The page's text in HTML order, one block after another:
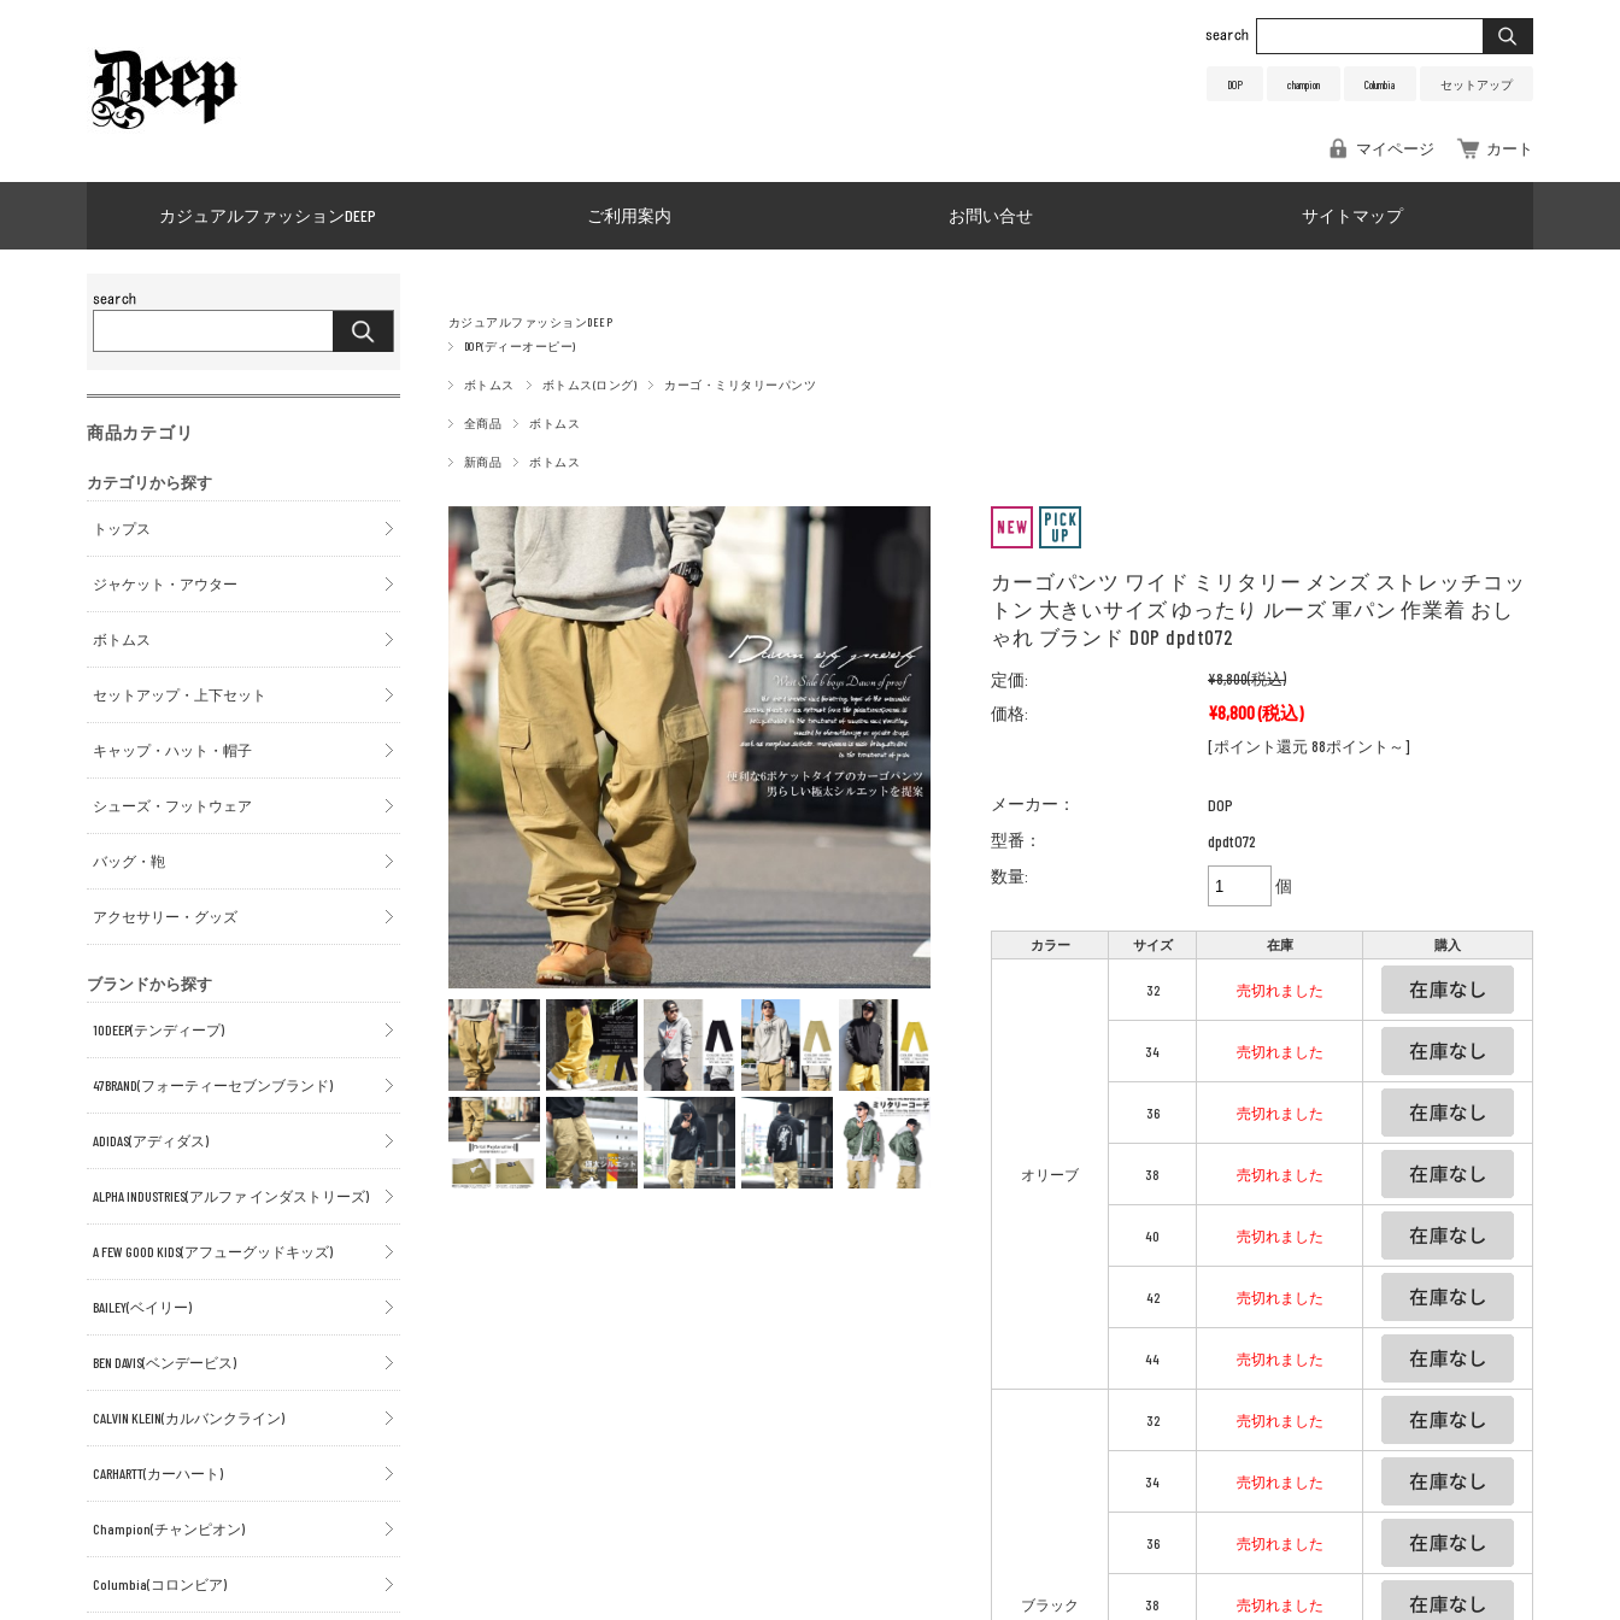
DOP champion Columbia セットアップ
マイページ カート
カジュアルファッションDEEP ご利用案内 お問い合せ サイトマップ
カジュアルファッションDEEP
DOP(ディーオーピー)
ボトムス ボトムス(ロング) カーゴ・ミリタリーパンツ
全商品 ボトムス
新商品 ボトムス
カーゴパンツ ワイド ミリタリー メンズ ストレッチコッ
トン 大きいサイズ ゆったり ルーズ 軍パン 作業着 おし
ゃれ ブランド DOP dpdt072
定価: ¥8,800(税込)
価格: ¥8,800(税込)
[ポイント還元 88ポイント～]
メーカー：
DOP
型番：
dpdt072
数量:
個
カラー サイズ 在庫 購入
オリーブ
32 売切れました
34 売切れました
36 売切れました
38 売切れました
40 売切れました
42 売切れました
44 売切れました
ブラック
32 売切れました
34 売切れました
36 売切れました
38 売切れました
商品カテゴリ
カテゴリから探す
トップス
ジャケット・アウター
ボトムス
セットアップ・上下セット
キャップ・ハット・帽子
シューズ・フットウェア
バッグ・鞄
アクセサリー・グッズ
ブランドから探す
10DEEP(テンディープ)
47BRAND(フォーティーセブンブランド)
ADIDAS(アディダス)
ALPHA INDUSTRIES(アルファ インダストリーズ)
A FEW GOOD KIDS(アフューグッドキッズ)
BAILEY(ベイリー)
BEN DAVIS(ベンデービス)
CALVIN KLEIN(カルバンクライン)
CARHARTT(カーハート)
Champion(チャンピオン)
Columbia(コロンビア)